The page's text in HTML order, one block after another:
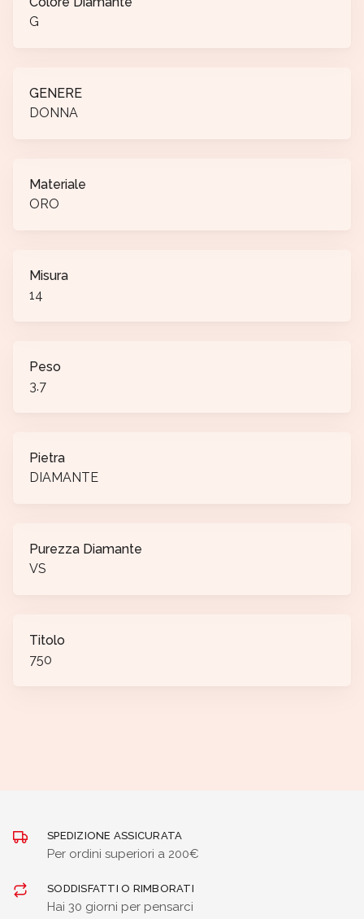
G
GENERE
DONNA
Materiale
ORO
Misura
14
Peso
3.7
Pietra
DIAMANTE
Purezza Diamante
VS
Titolo
750
SPEDIZIONE ASSICURATA
Per ordini superiori a 200€
SODDISFATTI O RIMBORATI
Hai 30 giorni per pensarci